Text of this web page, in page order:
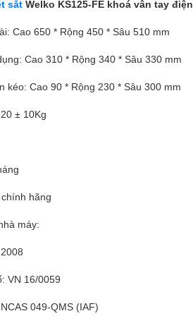
sắt Welko KS125-FE khoá vân tay
Cao 650 * Rộng 450 * Sâu 510 mm
Cao 310 * Rộng 340 * Sâu 330 mm
kéo: Cao 90 * Rộng 230 * Sâu 300 mm
± 10Kg
hãng
máy:
VN 16/0059
049-QMS (IAF)